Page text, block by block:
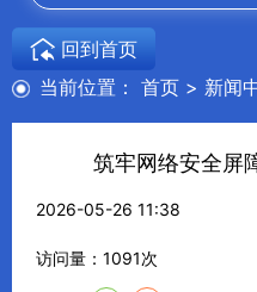
当前位置： 首页 > 新闻
回到首页
筑牢网络安全屏
2026-05-26 11:38
访问量： 1091次